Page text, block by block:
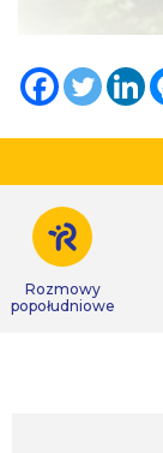
Rozmowy
popołudniowe